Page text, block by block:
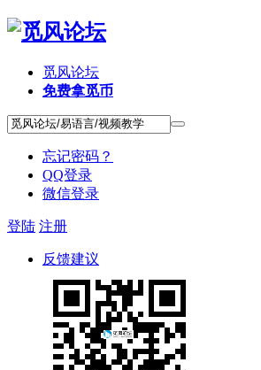
觅风论坛
免费拿觅币
忘记密码？
QQ登录
微信登录
登陆 注册
反馈建议